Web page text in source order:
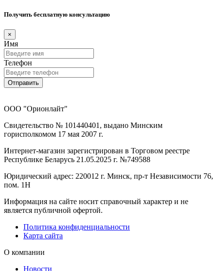
Получить бесплатную консультацию
×
Имя
Телефон
Отправить
ООО "Орионлайт"
Свидетельство № 101440401, выдано Минским
горисполкомом 17 мая 2007 г.
Интернет-магазин зарегистрирован в Торговом реестре
Республике Беларусь 21.05.2025 г. №749588
Юридический адрес: 220012 г. Минск, пр-т Независимости 76,
пом. 1Н
Информация на сайте носит справочный характер и не
является публичной офертой.
Политика конфиденциальности
Карта сайта
О компании
Новости